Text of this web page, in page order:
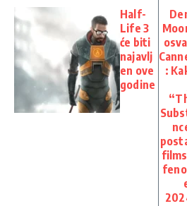
Half-
Life 3
će biti
najavlj
en ove
godine
: